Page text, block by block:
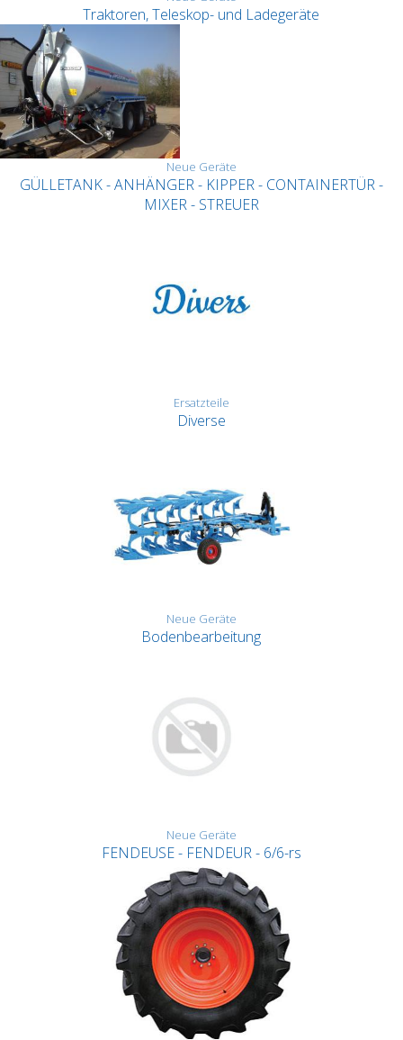
Traktoren, Teleskop- und Ladegeräte
Neue Geräte
GÜLLETANK - ANHÄNGER - KIPPER - CONTAINERTÜR -
MIXER - STREUER
Ersatzteile
Diverse
Neue Geräte
Bodenbearbeitung
Neue Geräte
FENDEUSE - FENDEUR - 6/6-rs